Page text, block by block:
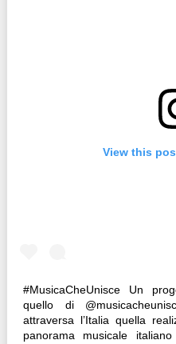
View this
#MusicaCheUnisce Un
quello di
attraversa l’Italia quella
panorama musicale